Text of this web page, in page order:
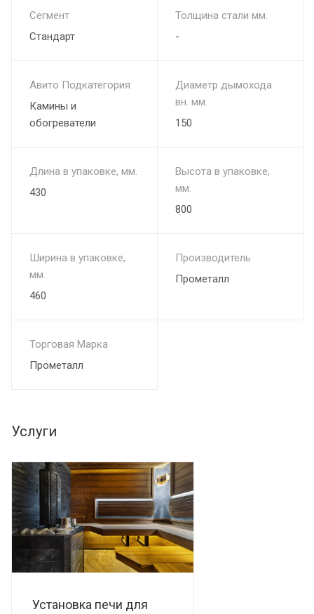
Сегмент
Стандарт
Толщина стали мм.
-
Авито Подкатегория
Камины и
обогреватели
Диаметр дымохода
вн. мм.
150
Длина в упаковке, мм.
430
Высота в упаковке,
мм.
800
Ширина в упаковке,
мм.
460
Производитель
Прометалл
Торговая Марка
Прометалл
Услуги
Установка печи для